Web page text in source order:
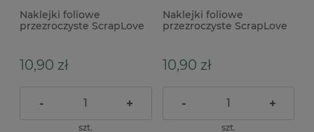
Naklejki foliowe
przezroczyste ScrapLove
10,90 zł
- +
szt.
Naklejki foliowe
przezroczyste ScrapLove
10,90 zł
- +
szt.